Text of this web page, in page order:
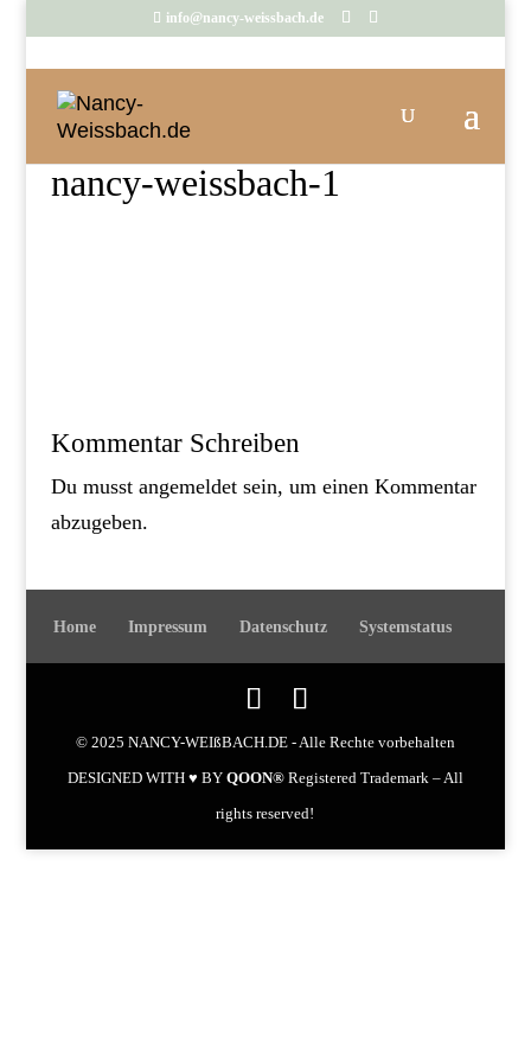
info@nancy-weissbach.de
nancy-weissbach-1
Kommentar Schreiben
Du musst angemeldetsein, um einen Kommentar
abzugeben.
Home Impressum Datenschutz Systemstatus
© 2025 NANCY-WEIßBACH.DE - Alle Rechte vorbehalten
DESIGNED WITH ♥ BY QOON®Registered Trademark – All
rights reserved!